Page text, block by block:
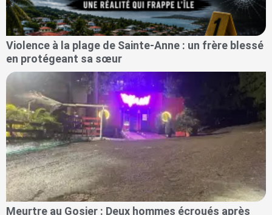
Violence à la plage de Sainte-Anne : un frère blessé
en protégeant sa sœur
Meurtre au Gosier : Deux hommes écroués après